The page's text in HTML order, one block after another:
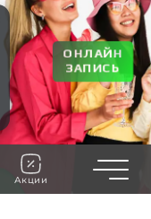
Акции
ОНЛАЙН
ЗАПИСЬ